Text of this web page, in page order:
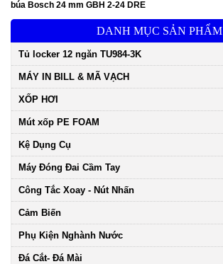
búa Bosch 24 mm GBH 2-24 DRE
DANH MỤC SẢN PHẨM
Tủ locker 12 ngăn TU984-3K
MÁY IN BILL & MÃ VẠCH
XỐP HƠI
Mút xốp PE FOAM
Kệ Dụng Cụ
Máy Đóng Đai Cầm Tay
Công Tắc Xoay - Nút Nhấn
Cảm Biến
Phụ Kiện Nghành Nước
Đá Cắt- Đá Mài